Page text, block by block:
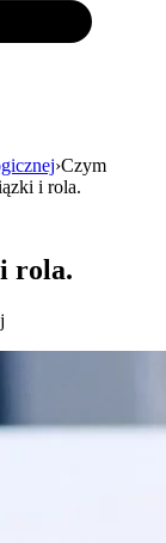
›Czym
i rola.
rola.